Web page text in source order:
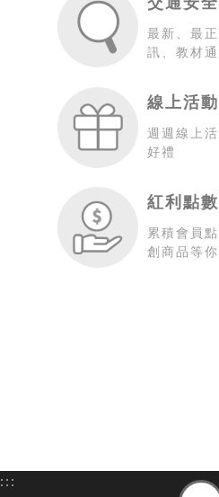
交通安
最新、最
訊、教材
線上活
週週線上
好禮
紅利點
累積會員
創商品等
:::